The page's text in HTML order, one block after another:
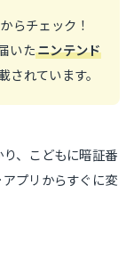
らチェック！
いたニンテンド
されています。
、こどもに暗証番
プリからすぐに変